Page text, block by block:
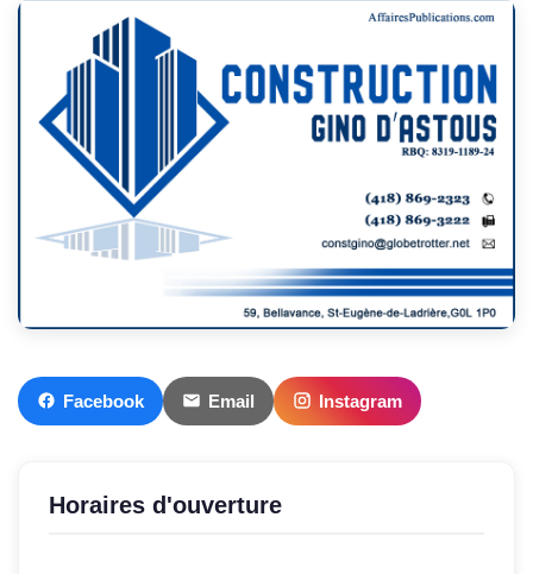
Facebook Email Instagram
Horaires d'ouverture